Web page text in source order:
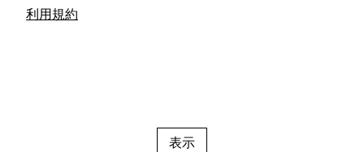
利用規約
表示